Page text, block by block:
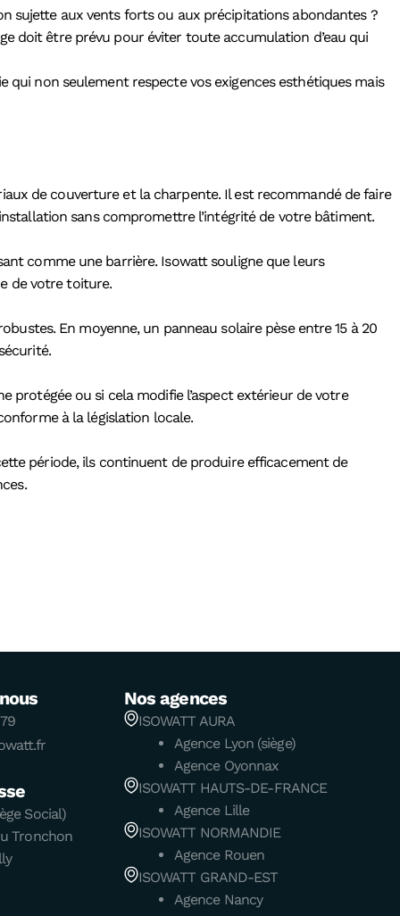
sujette aux vents forts ou aux précipitations abondantes ?
doit être prévu pour éviter toute accumulation d’eau qui
non seulement respecte vos exigences esthétiques mais
de couverture et la charpente. Il est recommandé de faire
sans compromettre l’intégrité de votre bâtiment.
comme une barrière. Isowatt souligne que leurs
de votre toiture.
En moyenne, un panneau solaire pèse entre 15 à 20
protégée ou si cela modifie l’aspect extérieur de votre
à la législation locale.
période, ils continuent de produire efficacement de
Social)
Tronchon
Nos agences
ISOWATT AURA
Agence Lyon (siège)
Agence Oyonnax
ISOWATT HAUTS-DE-FRANCE
Agence Lille
ISOWATT NORMANDIE
Agence Rouen
ISOWATT GRAND-EST
Agence Nancy